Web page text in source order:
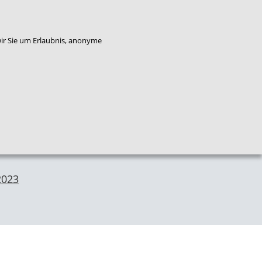
Sie um Erlaubnis, anonyme